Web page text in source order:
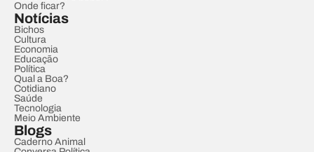
Onde ficar?
Notícias
Bichos
Cultura
Economia
Educação
Política
Qual a Boa?
Cotidiano
Saúde
Tecnologia
Meio Ambiente
Blogs
Caderno Animal